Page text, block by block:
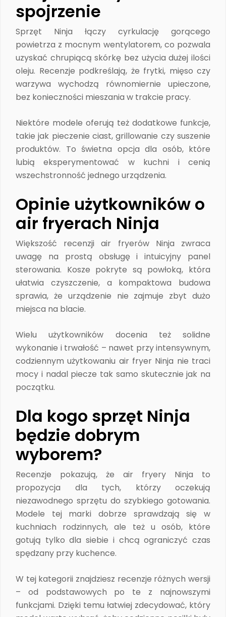
spojrzenie
Sprzęt Ninja łączy cyrkulację gorącego
powietrza z mocnym wentylatorem, co pozwala
uzyskać chrupiącą skórkę bez użycia dużej ilości
oleju. Recenzje podkreślają, że frytki, mięso czy
warzywa wychodzą równomiernie upieczone,
bez konieczności mieszania w trakcie pracy.
Niektóre modele oferują też dodatkowe funkcje,
takie jak pieczenie ciast, grillowanie czy suszenie
produktów. To świetna opcja dla osób, które
lubią eksperymentować w kuchni i cenią
wszechstronność jednego urządzenia.
Opinie użytkowników o
air fryerach Ninja
Większość recenzji air fryerów Ninja zwraca
uwagę na prostą obsługę i intuicyjny panel
sterowania. Kosze pokryte są powłoką, która
ułatwia czyszczenie, a kompaktowa budowa
sprawia, że urządzenie nie zajmuje zbyt dużo
miejsca na blacie.
Wielu użytkowników docenia też solidne
wykonanie i trwałość – nawet przy intensywnym,
codziennym użytkowaniu air fryer Ninja nie traci
mocy i nadal piecze tak samo skutecznie jak na
początku.
Dla kogo sprzęt Ninja
będzie dobrym
wyborem?
Recenzje pokazują, że air fryery Ninja to
propozycja dla tych, którzy oczekują
niezawodnego sprzętu do szybkiego gotowania.
Modele tej marki dobrze sprawdzają się w
kuchniach rodzinnych, ale też u osób, które
gotują tylko dla siebie i chcą ograniczyć czas
spędzany przy kuchence.
W tej kategorii znajdziesz recenzje różnych wersji
– od podstawowych po te z najnowszymi
funkcjami. Dzięki temu łatwiej zdecydować, który